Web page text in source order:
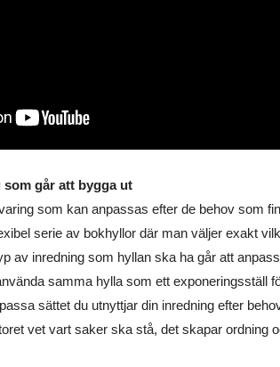
går att bygga ut
som kan anpassas efter de behov som
serie av bokhyllor där man väljer exakt
av inredning som hyllan ska ha går att
samma hylla som ett exponeringsställ
sättet du utnyttjar din inredning efter
vet vart saker ska stå, det skapar ordning